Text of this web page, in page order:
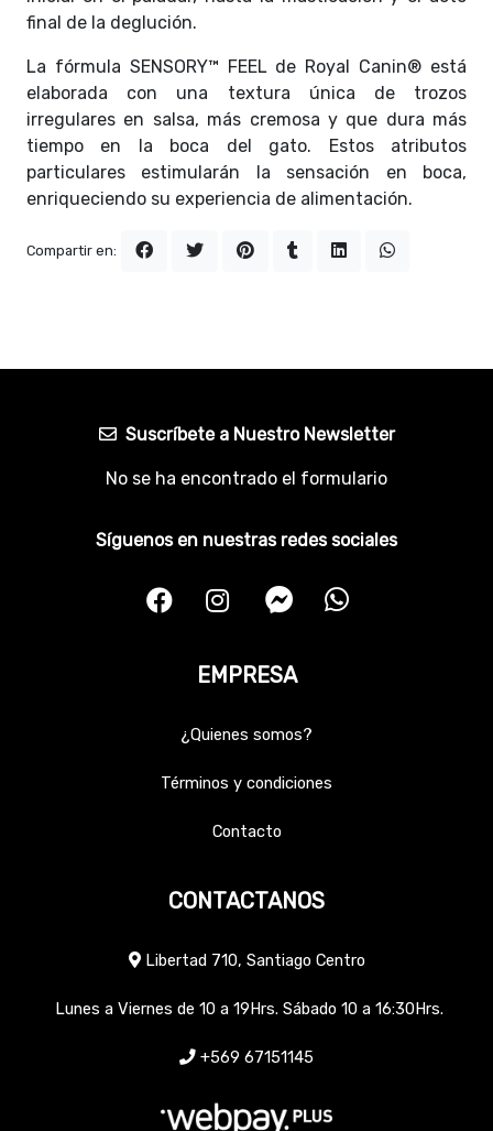
final de la deglución.
La fórmula SENSORY™ FEEL de Royal Canin® está
elaborada con una textura única de trozos
irregulares en salsa, más cremosa y que dura más
tiempo en la boca del gato. Estos atributos
particulares estimularán la sensación en boca,
enriqueciendo su experiencia de alimentación.
Compartir en:
Suscríbete a Nuestro Newsletter
No se ha encontrado el formulario
Síguenos en nuestras redes sociales
EMPRESA
¿Quienes somos?
Términos y condiciones
Contacto
CONTACTANOS
Libertad 710, Santiago Centro
Lunes a Viernes de 10 a 19Hrs. Sábado 10 a 16:30Hrs.
+569 67151145